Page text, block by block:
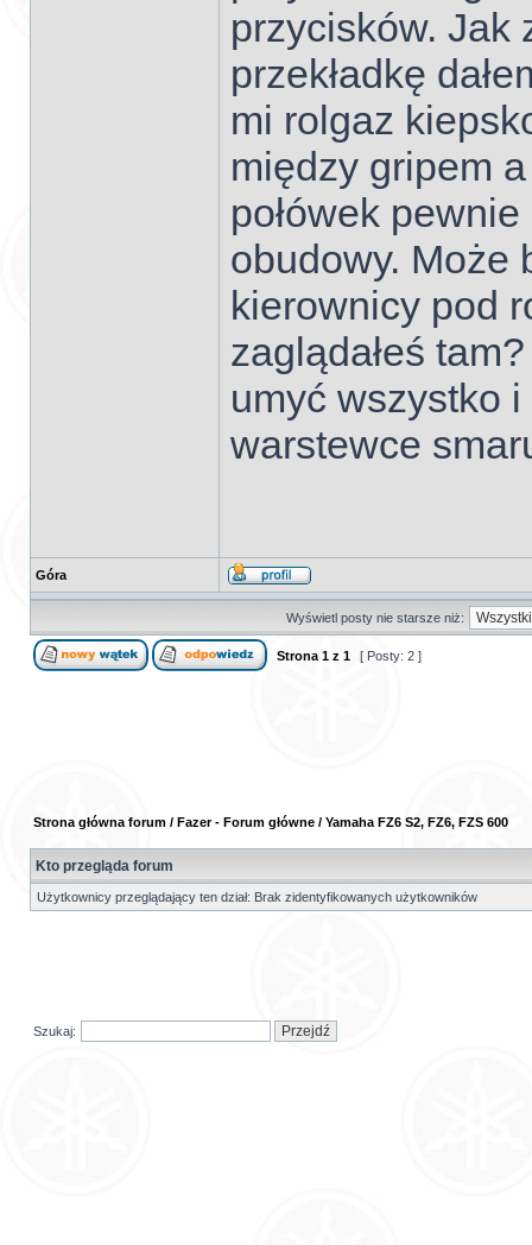
przycisków. Jak
przekładkę
mi rolgaz
między gripem
połówek
obudowy. Może
kierownicy pod
zaglądałeś
umyć wszystko
warstewce
Góra
Wyświetl posty nie starsze niż:
Strona 1 z 1 [ Posty: 2 ]
Strona główna forum / Fazer - Forum główne / Yamaha FZ6 S2, FZ6, FZS 600
Kto przegląda forum
Użytkownicy przeglądający ten dział: Brak zidentyfikowanych użytkowników
Szukaj: